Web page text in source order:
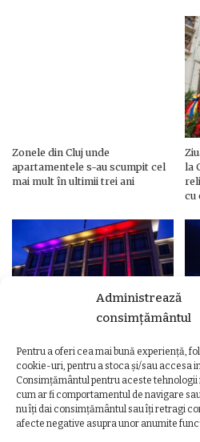
Administrează
consimțământul
Pentru a oferi cea mai bună experiență,
cookie-uri, pentru a stoca și/sau accesa
Consimțământul pentru aceste tehnologii
cum ar fi comportamentul de navigare
nu îți dai consimțământul sau îți retragi
afecte negative asupra unor anumite
Zonele din Cluj unde
apartamentele s-au scumpit cel
mai mult în ultimii trei ani
la
cu
Ziua Unirii Principatelor Române
– Clădiri și poduri din Cluj,
iluminate în culorile drapelului